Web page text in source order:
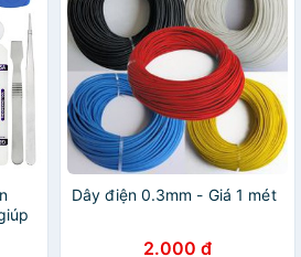
Dây điện 0.3mm - Giá 1 mét
2.000 đ